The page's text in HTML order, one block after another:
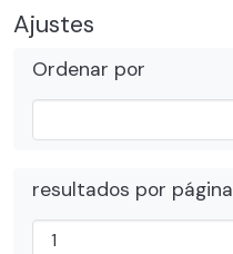
Ajustes
Ordenar por
resultados por página